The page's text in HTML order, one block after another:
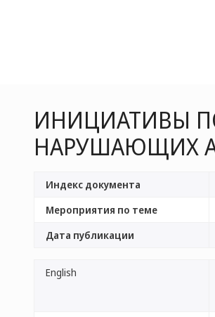
ИНИЦИАТИВЫ
НАРУШАЮЩИХ
Индекс документа
Мероприятия по теме
Дата публикации
English